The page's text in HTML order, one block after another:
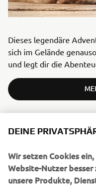
Dieses legendäre
sich im Gelände
und legt dir die
DEINE
Wir setzen Cookies
Website-Nutzer
unsere Produkte,